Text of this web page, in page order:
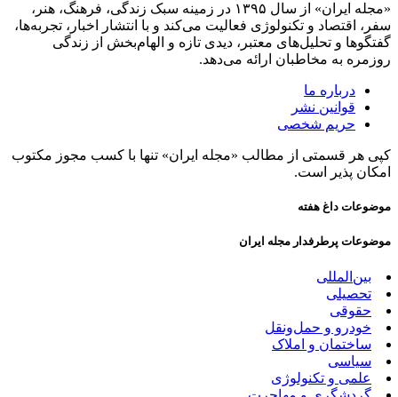
«مجله ایران» از سال ۱۳۹۵ در زمینه سبک زندگی، فرهنگ، هنر،
سفر، اقتصاد و تکنولوژی فعالیت می‌کند و با انتشار اخبار، تجربه‌ها،
گفتگوها و تحلیل‌های معتبر، دیدی تازه و الهام‌بخش از زندگی
روزمره به مخاطبان ارائه می‌دهد.
درباره ما
قوانین نشر
حریم شخصی
کپی هر قسمتی از مطالب «مجله ایران» تنها با کسب مجوز مکتوب
امکان پذیر است.
موضوعات داغ هفته
موضوعات پرطرفدار مجله ایران
بین‌المللی
تحصیلی
حقوقی
خودرو و حمل‌و‌نقل
ساختمان و املاک
سیاسی
علمی و تکنولوژی